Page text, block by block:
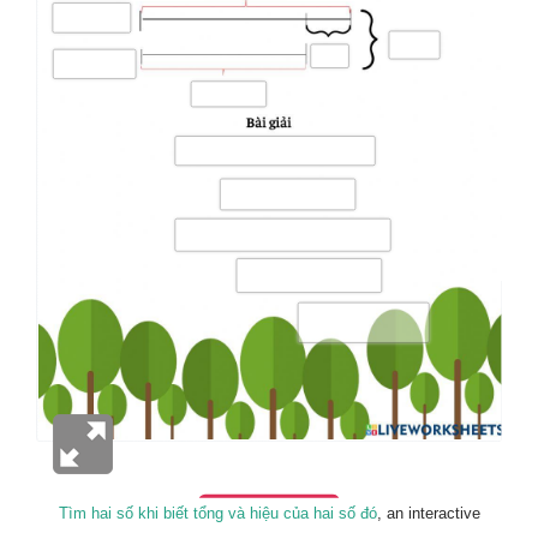
Tìm hai số khi biết tổng và hiệu của hai số đó, an interactive